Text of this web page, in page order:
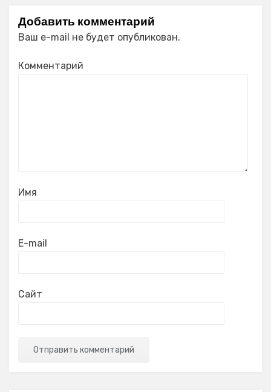
Добавить комментарий
Ваш e-mail не будет опубликован.
Комментарий
Имя
E-mail
Сайт